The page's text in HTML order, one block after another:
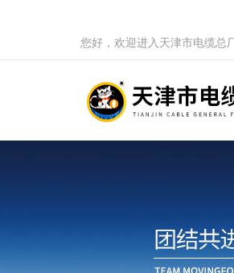
您好，欢迎进入天津市电缆总